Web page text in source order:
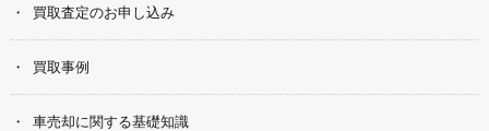
買取査定のお申し込み
買取事例
車売却に関する基礎知識